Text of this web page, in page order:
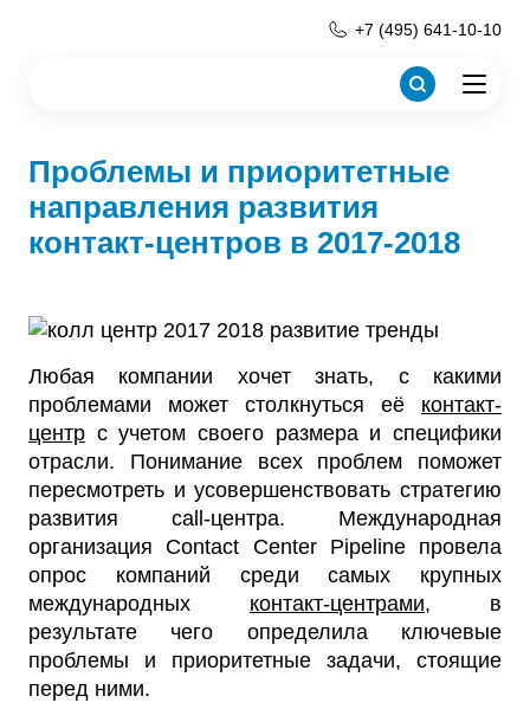
+7 (495) 641-10-10
Проблемы и приоритетные
направления развития
контакт-центров в 2017-2018
Любая компании хочет знать, с какими
проблемами может столкнуться её контакт-
центр с учетом своего размера и специфики
отрасли. Понимание всех проблем поможет
пересмотреть и усовершенствовать стратегию
развития call-центра. Международная
организация Contact Center Pipeline провела
опрос компаний среди самых крупных
международных контакт-центрами, в
результате чего определила ключевые
проблемы и приоритетные задачи, стоящие
перед ними.